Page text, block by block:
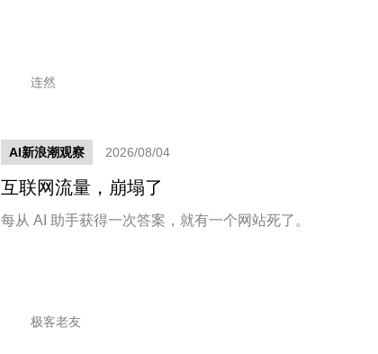
连然
AI新浪潮观察 2026/08/04
互联网流量，崩塌了
每从 AI 助手获得一次答案，就有一个网站死了。
极客老友